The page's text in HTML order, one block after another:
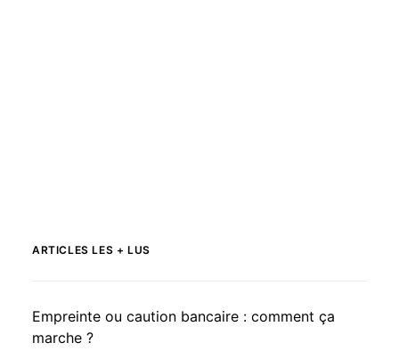
ARTICLES LES + LUS
Empreinte ou caution bancaire : comment ça
marche ?